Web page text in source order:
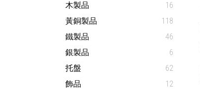
木製品
16
黃銅製品
118
鐵製品
46
銀製品
6
托盤
62
飾品
12